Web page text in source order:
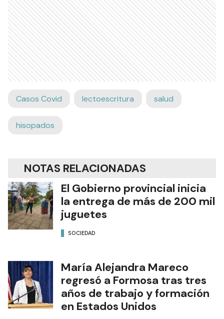
Casos Covid lectoescritura salud
hisopados
NOTAS RELACIONADAS
El Gobierno provincial inicia
la entrega de más de 200 mil
juguetes
SOCIEDAD
María Alejandra Mareco
regresó a Formosa tras tres
años de trabajo y formación
en Estados Unidos